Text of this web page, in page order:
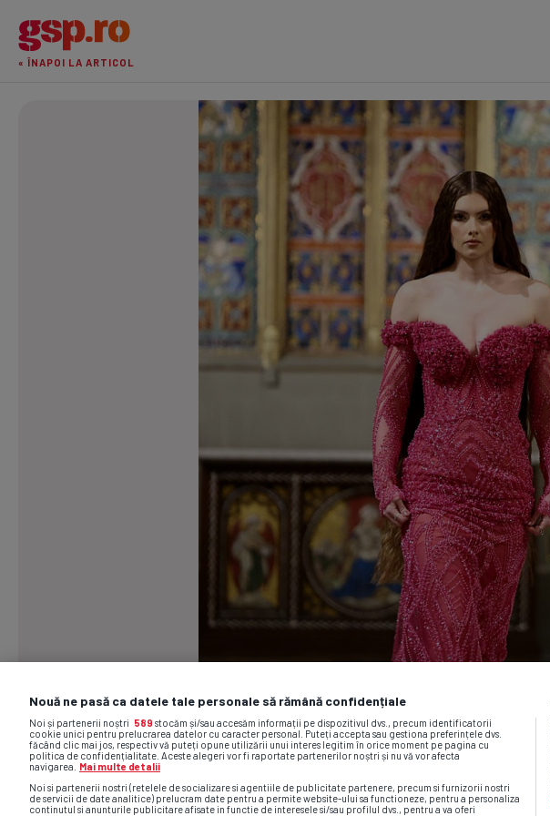
« ÎNAPOI LA ARTICOL
Nouă ne pasă ca datele tale personale să rămână confidențiale
Noi și partenerii noștri 589 stocăm și/sau accesăm informații pe dispozitivul dvs., precum identificatorii
cookie unici pentru prelucrarea datelor cu caracter personal. Puteți accepta sau gestiona preferințele dvs.
făcând clic mai jos, respectiv vă puteți opune utilizării unui interes legitim în orice moment pe pagina cu
politica de confidențialitate. Aceste alegeri vor fi raportate partenerilor noștri și nu vă vor afecta
navigarea.
Mai multe detalii
Noi si partenerii nostri (retelele de socializare si agentiile de publicitate partenere, precum si furnizorii nostri
de servicii de date analitice) prelucram date pentru a permite website-ului sa functioneze, pentru a personaliza
continutul si anunturile publicitare afisate in functie de interesele si/sau profilul dvs., pentru a va oferi